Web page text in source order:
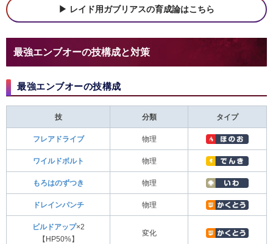
レイド用ガブリアスの育成論はこちら
最強エンブオーの技構成と対策
最強エンブオーの技構成
技 分類 タイプ
フレアドライブ 物理
ワイルドボルト 物理
もろはのずつき 物理
ドレインパンチ 物理
ビルドアップ×2
【HP50%】
変化